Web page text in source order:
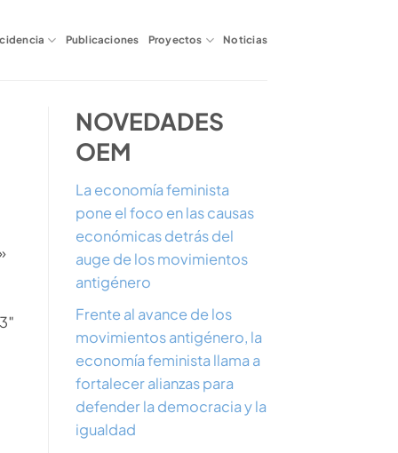
Publicaciones Proyectos Noticias
NOVEDADES
OEM
La economía feminista
pone el foco en las causas
económicas detrás del
auge de los movimientos
antigénero
Frente al avance de los
movimientos antigénero, la
economía feminista llama a
fortalecer alianzas para
defender la democracia y la
igualdad